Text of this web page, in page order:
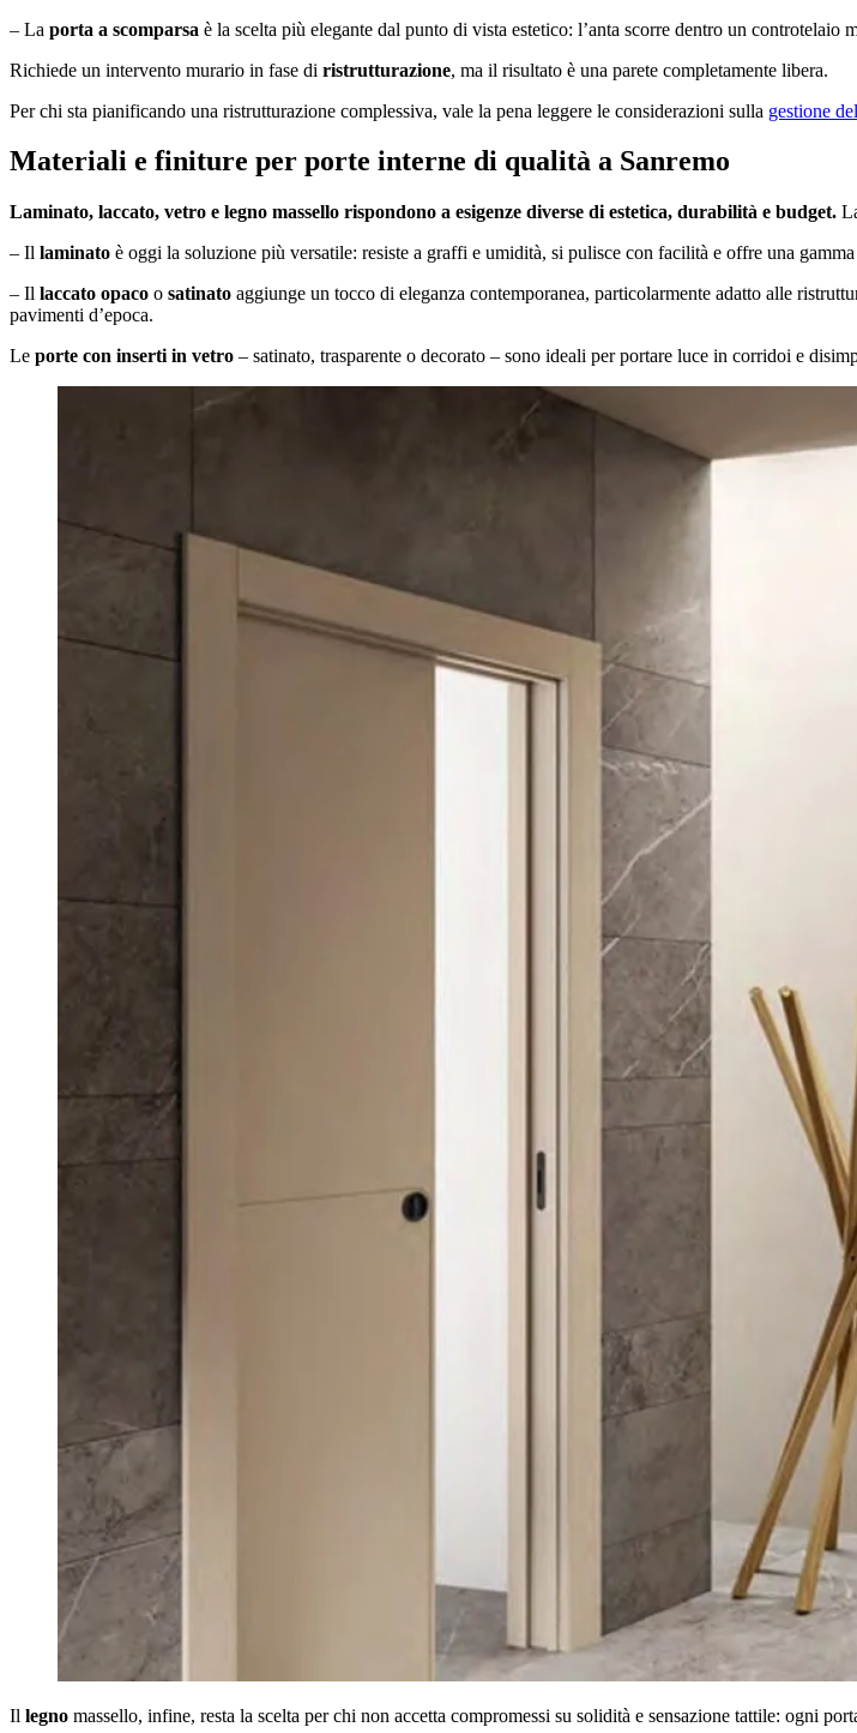
– La porta a scomparsa è la scelta più elegante dal punto di vista estetico: l’anta scorre dentro un controtelaio
Richiede un intervento murario in fase di ristrutturazione, ma il risultato è una parete completamente libera.
Per chi sta pianificando una ristrutturazione complessiva, vale la pena leggere le considerazioni sulla gestione
Materiali e finiture per porte interne di qualità a Sanremo
Laminato, laccato, vetro e legno massello rispondono a esigenze diverse di estetica, durabilità e budget.
– Il laminato è oggi la soluzione più versatile: resiste a graffi e umidità, si pulisce con facilità e offre una
– Il laccato opaco o satinato aggiunge un tocco di eleganza contemporanea, particolarmente adatto alle
pavimenti d’epoca.
Le porte con inserti in vetro – satinato, trasparente o decorato – sono ideali per portare luce in corridoi e
Il legno massello, infine, resta la scelta per chi non accetta compromessi su solidità e sensazione tattile: ogni